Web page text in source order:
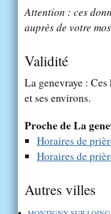
Attention : ces
auprès de votre
Validité
La genevraye :
et ses environs.
Proche de La
Horaires de
Horaires de
Autres villes